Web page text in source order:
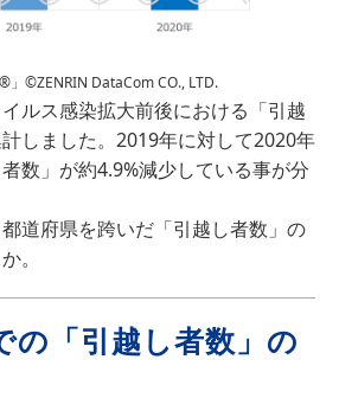
®」©ZENRIN DataCom CO., LTD.
ルス感染拡大前後における「引越
しました。2019年に対して2020年
数」が約4.9%減少している事が分
道府県を跨いだ「引越し者数」の
。
の「引越し者数」の